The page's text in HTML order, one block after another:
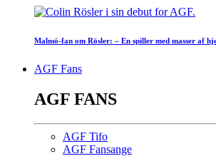
Malmö-fan om Rösler: – En spiller med masser af
AGF Fans
AGF FANS
AGF Tifo
AGF Fansange